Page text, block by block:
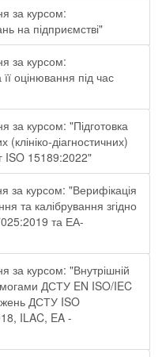
за курсом:
на підприємстві"
за курсом:
оцінювання під час
за курсом: "Підготовка
діагностичних)
ISO 15189:2022"
за курсом: "Верифікація
та калібрування згідно
та ЕА-
за курсом: "Внутрішній
ДСТУ EN ISO/IEC
ДСТУ ISO
ILAC, EA -